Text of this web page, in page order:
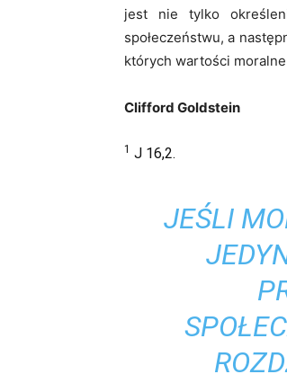
jest nie tylko
społeczeństwu, a
których wartości
Clifford Goldstein
1 J 16,2.
JEŚLI